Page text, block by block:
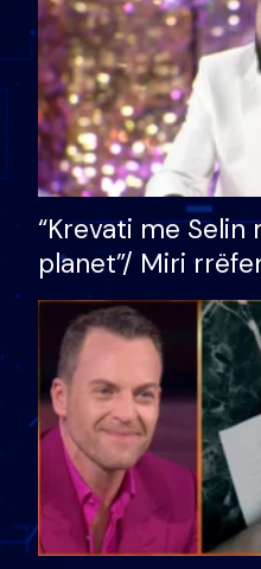
“Krevati me
planet”/ Miri
bukura në
mungojë zilja e